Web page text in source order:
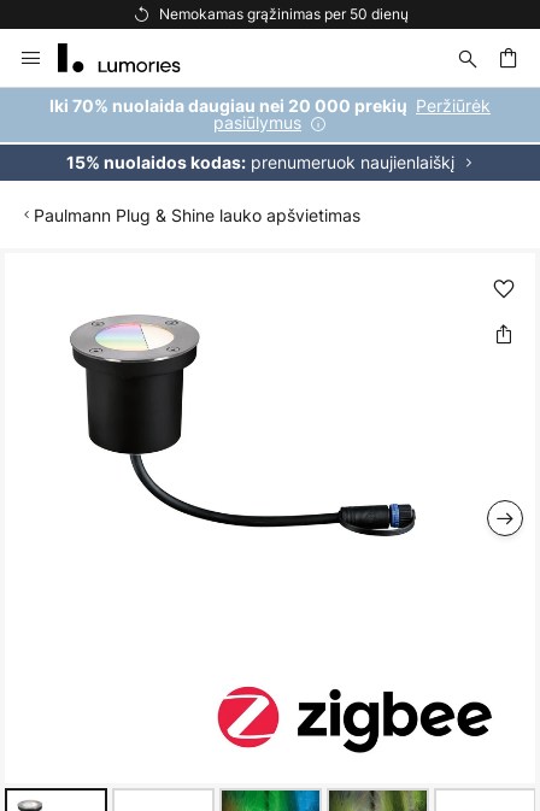
Nemokamas grąžinimas per 50 dienų
to
Content
Iki 70% nuolaida daugiau nei 20 000 prekių Peržiūrėk
pasiūlymus
15% nuolaidos kodas:prenumeruok naujienlaiškį
Paulmann Plug & Shine lauko apšvietimas